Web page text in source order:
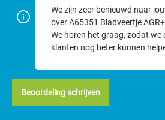
We zijn zeer benieuwd naar
over A65351 Bladveertje
We horen het graag, zodat we
klanten nog beter kunnen
Beoordeling schrijven